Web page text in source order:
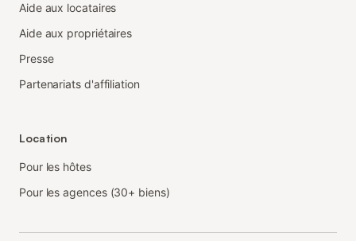
Aide aux locataires
Aide aux propriétaires
Presse
Partenariats d'affiliation
Location
Pour les hôtes
Pour les agences (30+ biens)